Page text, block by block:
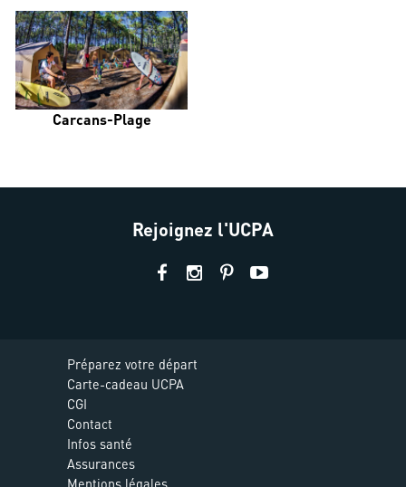
Carcans-Plage
Rejoignez l'UCPA
Préparez votre départ
Carte-cadeau UCPA
CGI
Contact
Infos santé
Assurances
Mentions légales